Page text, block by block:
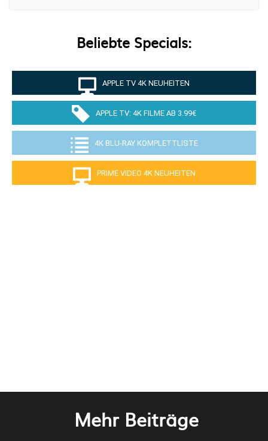
Beliebte Specials:
APPLE TV 4K NEUHEITEN
APPLE TV: 4K FILME AB 3.99€
4K BLU-RAY KOMPLETTLISTE
PRIME VIDEO 4K NEUHEITEN
Mehr Beiträge